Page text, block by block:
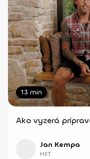
13 min
Ako vyzerá
Jan Kempa
HIIT